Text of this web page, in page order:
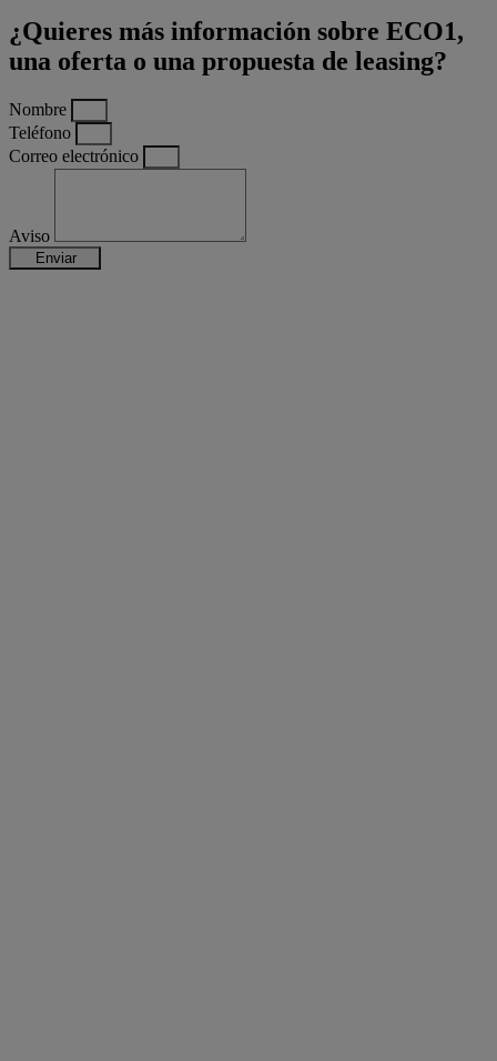
¿Quieres más información sobre ECO1,
una oferta o una propuesta de leasing?
Nombre
Teléfono
Correo electrónico
Aviso
Enviar